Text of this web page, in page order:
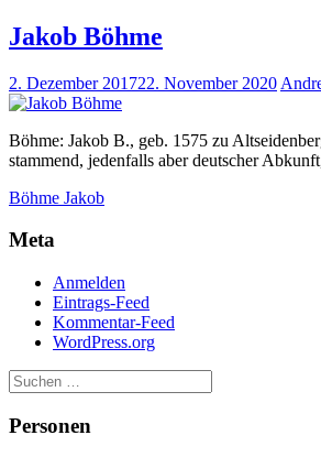
Jakob Böhme
2. Dezember 201722. November 2020
Böhme: Jakob B., geb. 1575 zu
stammend, jedenfalls aber deutscher
Böhme Jakob
Meta
Anmelden
Eintrags-Feed
Kommentar-Feed
WordPress.org
Personen